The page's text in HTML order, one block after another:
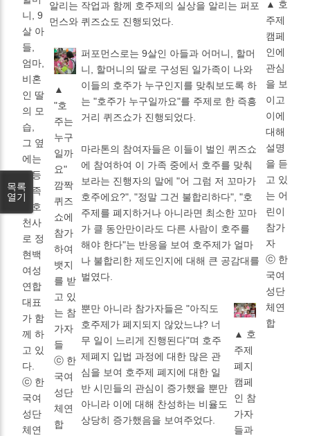
니, 9
살 아
들,
엄마,
비혼
인 딸
의 모
습,
그 옆
에는
평등
가족
수호
천사
로 정
현백
여성
연합
대표
가 함
께 하
고 있
다.
ⓒ 한
국여
성단
체연
▲ 호
주제
캠페
인에
관심
을 보
이고
이에
대해
설명
을 듣
고 있
는 어
린이
참가
자
ⓒ 한
국여
성단
체연
합
알리는 작업과 함께 호주제의 실상을 알리는 퍼포
먼스와 퀴즈쇼도 진행되었다.
▲
"호
주는
누구
일까
요"
깜짝
퀴즈
쇼에
참가
하여
뱃지
를 받
고 있
는 참
가자
들
ⓒ 한
국여
성단
체연
합
퍼포먼스로는 9살인 아들과 어머니, 할머
니, 할머니의 딸로 구성된 일가족이 나와
이들의 호주가 누구인지를 맞춰보도록 하
는 "호주가 누구일까요"를 주제로 한 즉흥
거리 퀴즈쇼가 진행되었다.
마라톤의 참여자들은 이들이 벌인 퀴즈쇼
에 참여하여 이 가족 중에서 호주를 맞춰
보라는 진행자의 말에 "어 그럼 저 꼬마가
호주에요?", "정말 그건 불합리하다", "호
주제를 폐지하거나 아니라면 최소한 꼬마
가 클 동안만이라도 다른 사람이 호주를
해야 한다"는 반응을 보여 호주제가 얼마
나 불합리한 제도인지에 대해 큰 공감대를
벌였다.
▲ 호
주제
폐지
캠페
인 참
가자
들과
뿐만 아니라 참가자들은 "아직도
호주제가 폐지되지 않았느냐? 너
무 일이 느리게 진행된다"며 호주
제폐지 입법 과정에 대한 많은 관
심을 보여 호주제 폐지에 대한 일
반 시민들의 관심이 증가했을 뿐만
아니라 이에 대해 찬성하는 비율도
상당히 증가했음을 보여주었다.
목록
열기